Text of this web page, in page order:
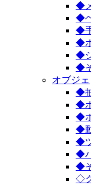
◆
◆
◆
◆
◆
◆
オブジェ
◆
◆
◆
◆
◆
◆
◆
◇